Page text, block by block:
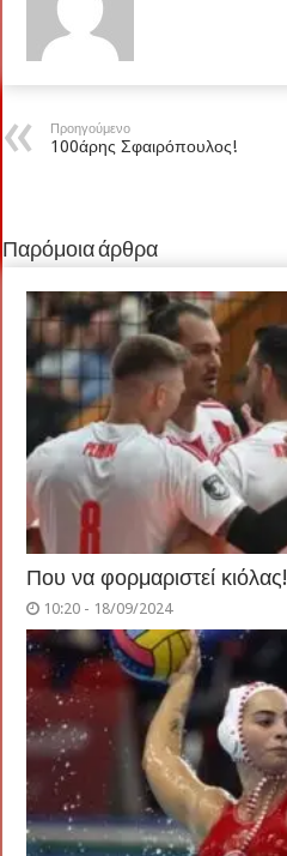
Προηγούμενο
100άρης Σφαιρόπουλος!
Παρόμοια άρθρα
Που να φορμαριστεί κιόλας!
10:20 - 18/09/2024